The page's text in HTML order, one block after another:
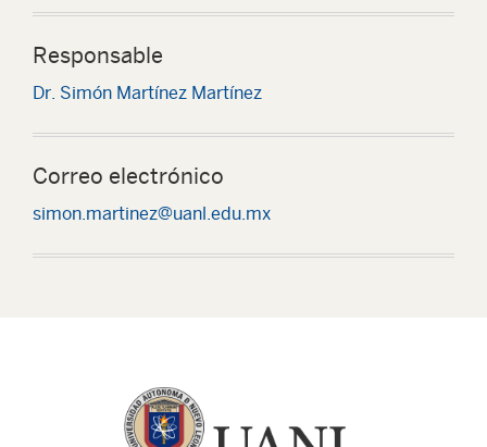
Responsable
Dr. Simón Martínez Martínez
Correo electrónico
simon.martinez@uanl.edu.mx